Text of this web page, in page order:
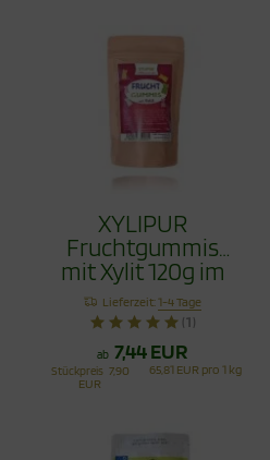
XYLIPUR
Fruchtgummis
mit Xylit 120g im
Beutel
Lieferzeit:1-4 Tage
(1)
ab 7,44 EUR
Stückpreis 7,90
EUR
65,81 EUR pro 1 kg